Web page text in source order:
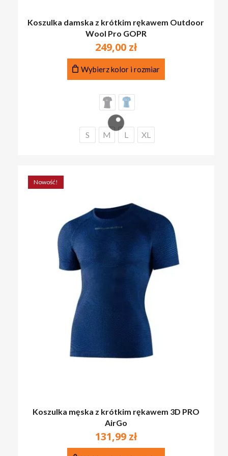
Koszulka damska z krótkim rękawem Outdoor
Wool Pro GOPR
249,00 zł
Wybierz kolor i rozmiar
S M L XL
Koszulka męska z krótkim rękawem 3D PRO
AirGo
131,99 zł
Nowość!